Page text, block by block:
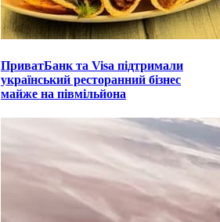
ПриватБанк та Visa підтримали
український ресторанний бізнес
майже на півмільйона